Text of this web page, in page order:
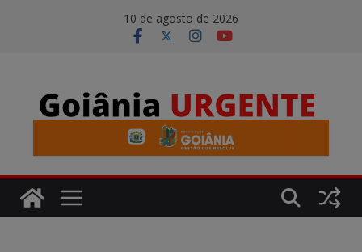
10 de agosto de 2026
modal-check